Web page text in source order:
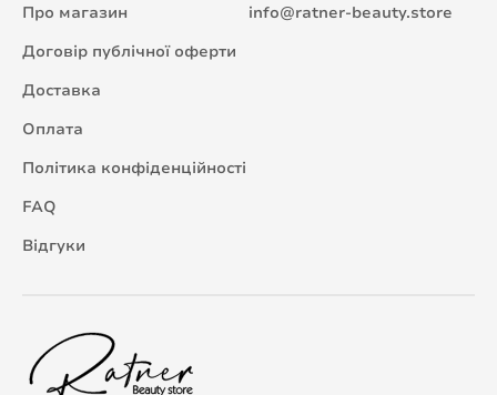
Про магазин
Договір публічної оферти
Доставка
Оплата
Політика конфіденційності
FAQ
Відгуки
info@ratner-beauty.store